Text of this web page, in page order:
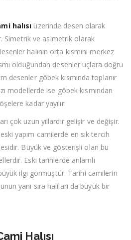
halısı üzerinde desen olarak
Simetrik ve asimetrik olarak
halının orta kısmını merkez
olduğundan desenler uçlara doğru
desenler göbek kısmında toplanır
modellerde ise göbek kısmından
kadar yayılır.
çok uzun yıllardır gelişir ve değişir.
yapım camilerde en sık tercih
Büyük ve gösterişli olan bu
Eski tarihlerde anlamlı
ilgi görmüştür. Tarihi camilerin
yanı sıra halıları da büyük bir
Halısı